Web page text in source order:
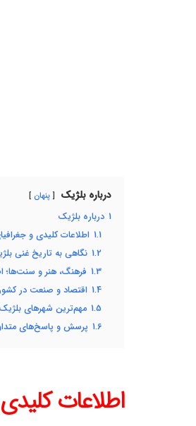
درباره بلژیک پنهان
1 درباره بلژیک
1.1 اطلاعات کلیدی و
1.2 نگاهی به تاریخ غنی
1.3 فرهنگ، هنر و سنت‌ها؛
1.4 اقتصاد و صنعت در
1.5 مهم‌ترین شهرهای بلژیک
1.6 پرسش و پاسخ‌های
اطلاعات